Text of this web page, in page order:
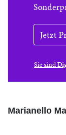
Jetzt
Sie sind
Marianello